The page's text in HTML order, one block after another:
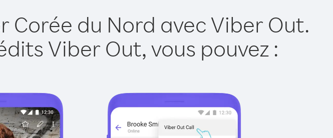
Corée du Nord avec Viber Out.
Viber Out, vous pouvez :